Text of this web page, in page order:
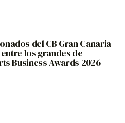
del CB Gran Canaria
los grandes de
Business Awards 2026